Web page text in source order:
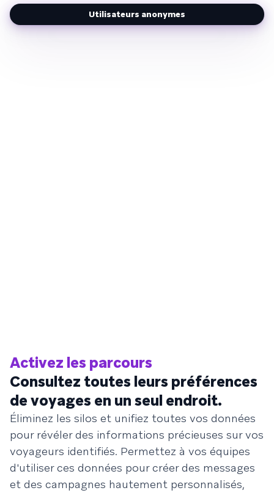
Utilisateurs anonymes
Activez les parcours
Consultez toutes leurs préférences
de voyages en un seul endroit.
Éliminez les silos et unifiez toutes vos données
pour révéler des informations précieuses sur vos
voyageurs identifiés. Permettez à vos équipes
d'utiliser ces données pour créer des messages
et des campagnes hautement personnalisés,